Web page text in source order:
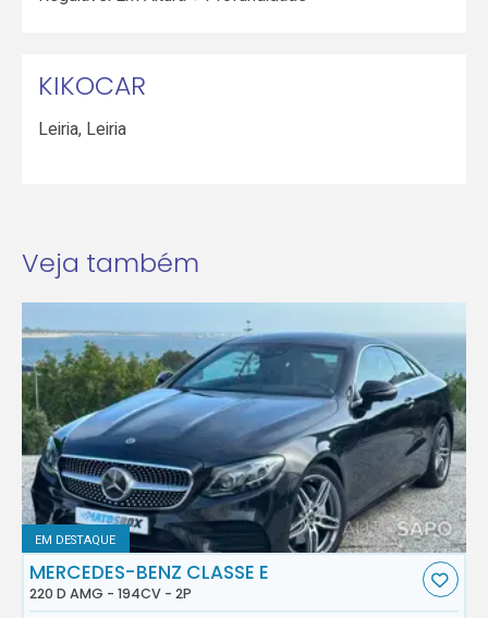
KIKOCAR
Leiria, Leiria
Veja também
EM DESTAQUE
MERCEDES-BENZ CLASSE E
220 D AMG - 194CV - 2P